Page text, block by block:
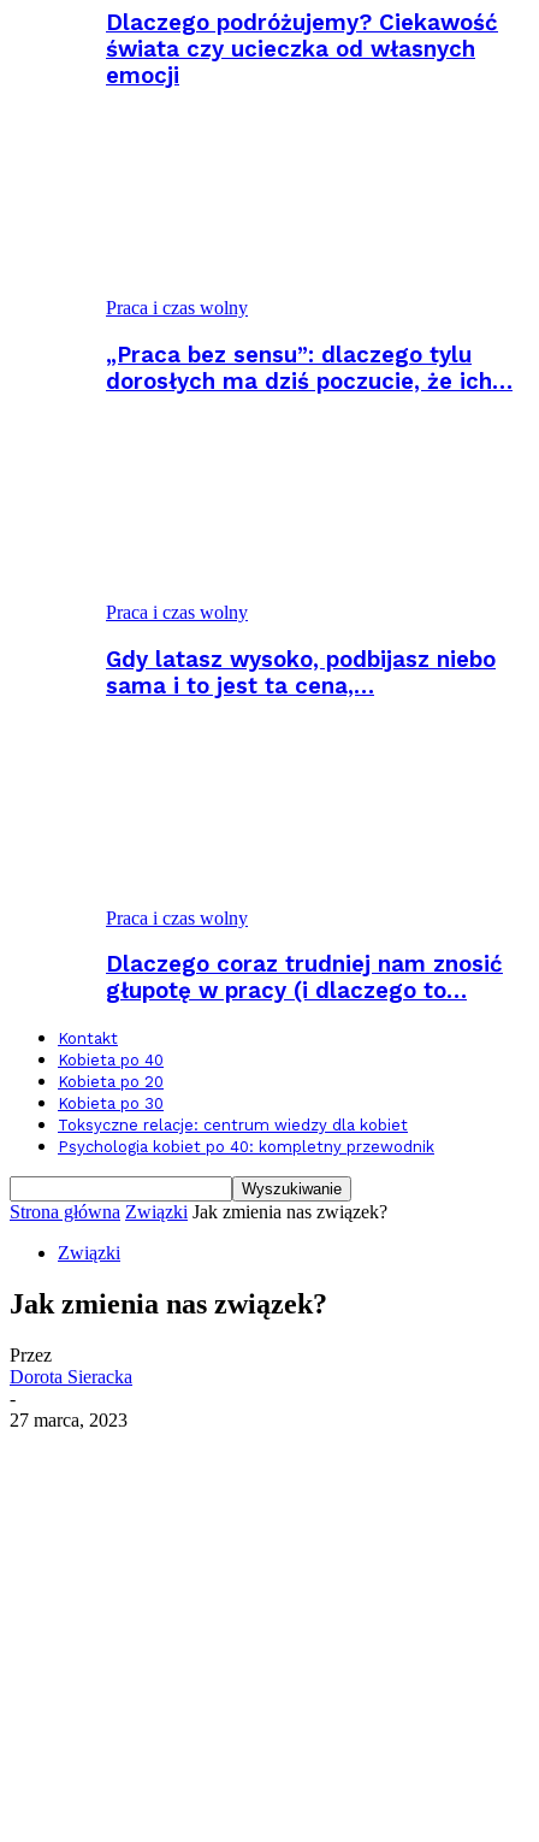
Dlaczego podróżujemy? Ciekawość
świata czy ucieczka od własnych
emocji
Praca i czas wolny
„Praca bez sensu”: dlaczego tylu
dorosłych ma dziś poczucie, że ich…
Praca i czas wolny
Gdy latasz wysoko, podbijasz niebo
sama i to jest ta cena,…
Praca i czas wolny
Dlaczego coraz trudniej nam znosić
głupotę w pracy (i dlaczego to…
Kontakt
Kobieta po 40
Kobieta po 20
Kobieta po 30
Toksyczne relacje: centrum wiedzy dla kobiet
Psychologia kobiet po 40: kompletny przewodnik
Strona główna Związki Jak zmienia nas związek?
Związki
Jak zmienia nas związek?
Przez
Dorota Sieracka
-
27 marca, 2023